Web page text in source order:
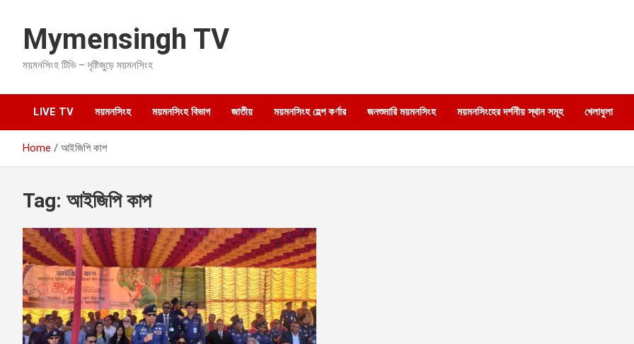
c
n
Mymensingh TV
ময়মনসিংহ টিভি – দৃষ্টিজুড়ে ময়মনসিংহ
LIVE TV ময়মনসিংহ ময়মনসিংহ বিভাগ জাতীয় ময়মনসিংহ হেল্প কর্ণার জনশুমারি ময়মনসিংহ ময়মনসিংহের দর্শনীয় স্থান সমূহ খেলাধুলা
Home আইজিপি কাপ
Tag: আইজিপি কাপ